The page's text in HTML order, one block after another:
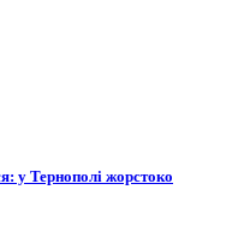
у Тернополі жорстоко